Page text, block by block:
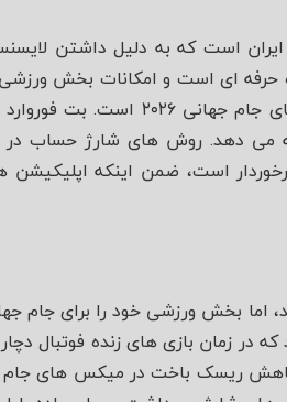
ایران است که به دلیل داشتن
حرفه‌ ای است و امکانات بخش
گرافیک‌ های آماری پیشرفته و بالاترین
می‌ دهد. روش‌ های شارژ حساب
است، ضمن اینکه
در زمان بازی‌ های زنده فوتبال
کاهش ریسک باخت در میکس‌ های